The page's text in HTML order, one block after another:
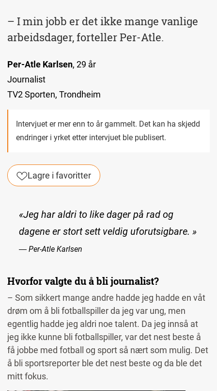
– I min jobb er det ikke mange vanlige
arbeidsdager, forteller Per-Atle.
Per-Atle Karlsen, 29 år
Journalist
TV2 Sporten, Trondheim
Intervjuet er mer enn to år gammelt. Det kan ha skjedd
endringer i yrket etter intervjuet ble publisert.
Lagre i favoritter
«Jeg har aldri to like dager på rad og
dagene er stort sett veldig uforutsigbare. »
― Per-Atle Karlsen
Hvorfor valgte du å bli journalist?
– Som sikkert mange andre hadde jeg hadde en våt
drøm om å bli fotballspiller da jeg var ung, men
egentlig hadde jeg aldri noe talent. Da jeg innså at
jeg ikke kunne bli fotballspiller, var det nest beste å
få jobbe med fotball og sport så nært som mulig. Det
å bli sportsreporter ble det nest beste og da ble det
mitt fokus.